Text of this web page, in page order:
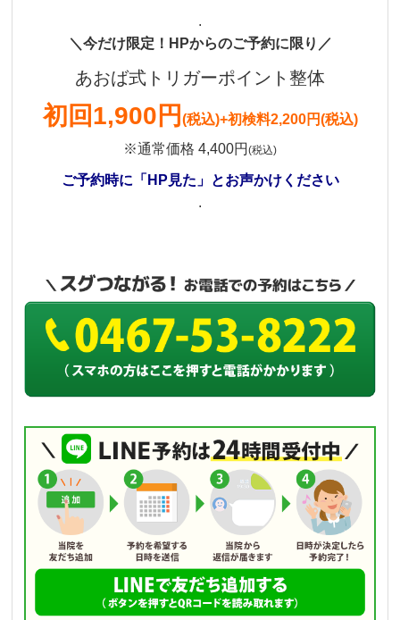
.
＼今だけ限定！HPからのご予約に限り／
あおば式トリガーポイント整体
初回1,900円 (税込)+初検料2,200円(税込)
※通常価格 4,400円 (税込)
ご予約時に「HP見た」とお声かけください
.